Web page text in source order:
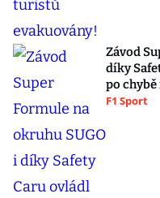
Závod
díky
po
F1 Sport